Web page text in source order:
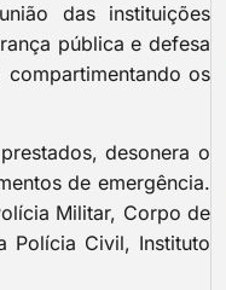
das instituições
pública e defesa
os
desonera o
de emergência.
Militar, Corpo de
Polícia Civil, Instituto